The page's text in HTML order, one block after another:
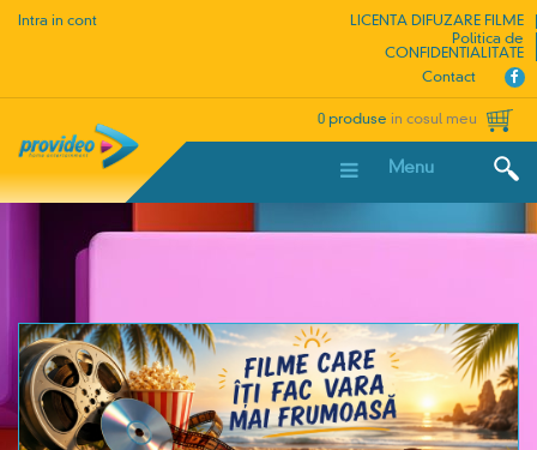
Intra in cont
LICENTA DIFUZARE FILME
Politica de
CONFIDENTIALITATE
Contact
0 produse in cosul meu
Menu